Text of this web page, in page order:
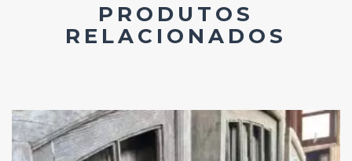
PRODUTOS
RELACIONADOS